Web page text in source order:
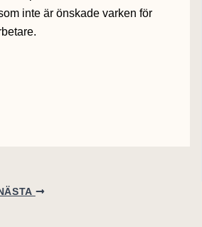
inte är önskade varken för